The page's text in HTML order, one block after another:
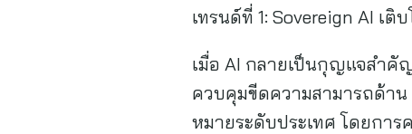
เทรนด์ที่ 1: Sovereign AI เติ
เมื่อ AI กลายเป็นกุญแจสำคั
ควบคุมขีดความสามารถด้าน
หมายระดับประเทศ โดยกา